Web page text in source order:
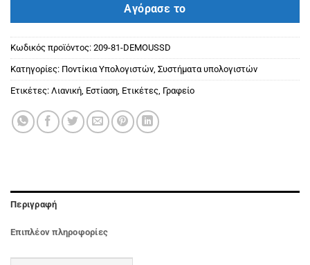
Αγόρασε το
Κωδικός προϊόντος: 209-81-DEMOUSSD
Κατηγορίες: Ποντίκια Υπολογιστών, Συστήματα υπολογιστών
Ετικέτες: Λιανική, Εστίαση, Ετικέτες, Γραφείο
Περιγραφή
Επιπλέον πληροφορίες